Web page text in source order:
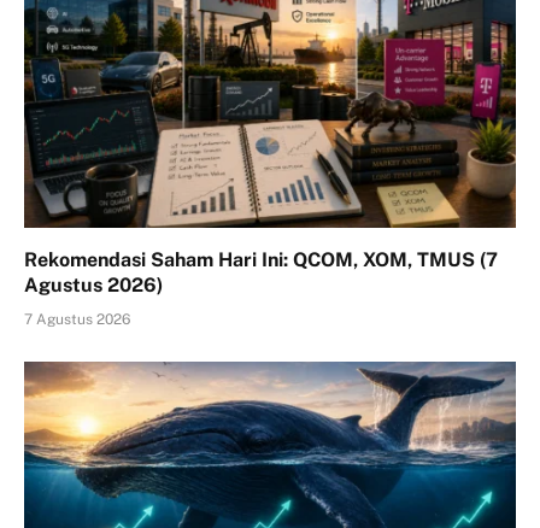
Rekomendasi Saham Hari Ini: QCOM, XOM, TMUS (7
Agustus 2026)
7 Agustus 2026